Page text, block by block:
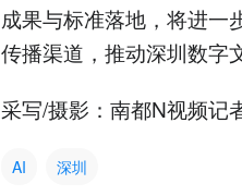
成果与标准落地，将进一
传播渠道，推动深圳数字
采写/摄影：南都N视频记
AI
深圳